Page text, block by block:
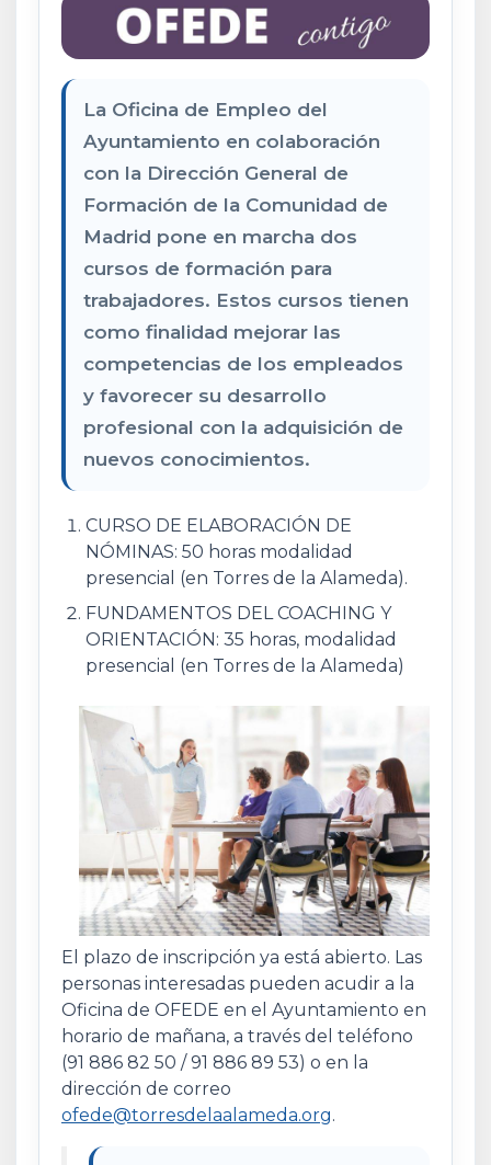
La Oficina de Empleo del
Ayuntamiento en colaboración
con la Dirección General de
Formación de la Comunidad de
Madrid pone en marcha dos
cursos de formación para
trabajadores. Estos cursos tienen
como finalidad mejorar las
competencias de los empleados
y favorecer su desarrollo
profesional con la adquisición de
nuevos conocimientos.
CURSO DE ELABORACIÓN DE
NÓMINAS: 50 horas modalidad
presencial (en Torres de la Alameda).
FUNDAMENTOS DEL COACHING Y
ORIENTACIÓN: 35 horas, modalidad
presencial (en Torres de la Alameda)
El plazo de inscripción ya está abierto. Las
personas interesadas pueden acudir a la
Oficina de OFEDE en el Ayuntamiento en
horario de mañana, a través del teléfono
(91 886 82 50 / 91 886 89 53) o en la
dirección de correo
ofede@torresdelaalameda.org.